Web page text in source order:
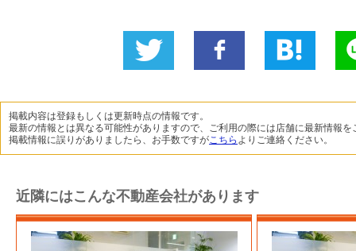
に投稿
ね！
掲載内容は登録もしくは更新時点の情報です。
最新の情報とは異なる可能性がありますので、ご利用の際には店舗に最新情報を
掲載情報に誤りがありましたら、お手数ですがこちら よりご連絡ください。
近隣にはこんな不動産会社があります